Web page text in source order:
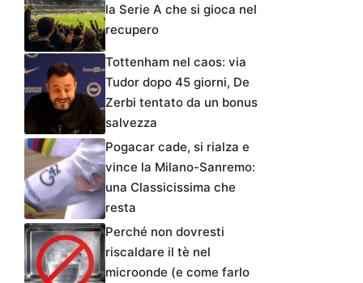
la Serie A che si gioca nel
recupero
Tottenham nel caos: via
Tudor dopo 45 giorni, De
Zerbi tentato da un bonus
salvezza
Pogacar cade, si rialza e
vince la Milano-Sanremo:
una Classicissima che
resta
Perché non dovresti
riscaldare il tè nel
microonde (e come farlo